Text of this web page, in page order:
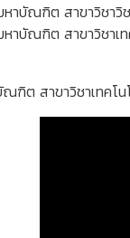
ต สาขาวิชาวิชา
สาขาวิชาเทค
าวิชาเทคโนโ